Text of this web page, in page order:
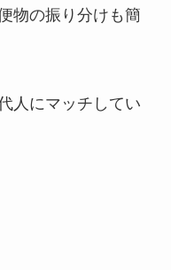
物の振り分けも簡
人にマッチしてい